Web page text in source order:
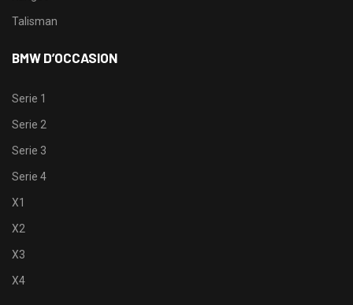
Talisman
BMW D’OCCASION
Serie 1
Serie 2
Serie 3
Serie 4
X1
X2
X3
X4